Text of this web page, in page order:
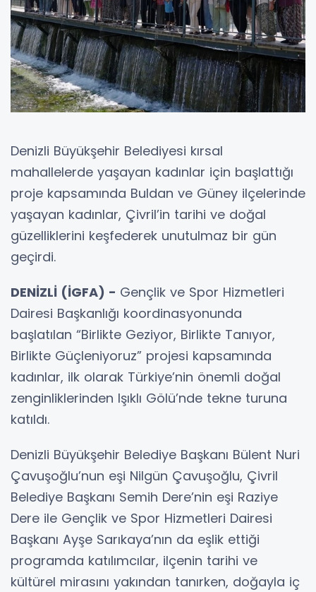
Denizli Büyükşehir Belediyesi kırsal
mahallelerde yaşayan kadınlar için başlattığı
proje kapsamında Buldan ve Güney ilçelerinde
yaşayan kadınlar, Çivril’in tarihi ve doğal
güzelliklerini keşfederek unutulmaz bir gün
geçirdi.
DENİZLİ (İGFA) - Gençlik ve Spor Hizmetleri
Dairesi Başkanlığı koordinasyonunda
başlatılan “Birlikte Geziyor, Birlikte Tanıyor,
Birlikte Güçleniyoruz” projesi kapsamında
kadınlar, ilk olarak Türkiye’nin önemli doğal
zenginliklerinden Işıklı Gölü’nde tekne turuna
katıldı.
Denizli Büyükşehir Belediye Başkanı Bülent Nuri
Çavuşoğlu’nun eşi Nilgün Çavuşoğlu, Çivril
Belediye Başkanı Semih Dere’nin eşi Raziye
Dere ile Gençlik ve Spor Hizmetleri Dairesi
Başkanı Ayşe Sarıkaya’nın da eşlik ettiği
programda katılımcılar, ilçenin tarihi ve
kültürel mirasını yakından tanırken, doğayla iç